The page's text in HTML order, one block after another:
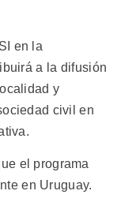
en la
a la difusión
y
civil en
el programa
en Uruguay.